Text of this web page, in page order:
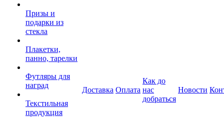
Призы и
подарки из
стекла
Плакетки,
панно, тарелки
Футляры для
наград
Текстильная
продукция
Доставка Оплата
Как до
нас
добраться
Новости